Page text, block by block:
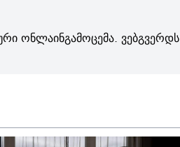
ონლაინგამოცემა. ვებგვერდს